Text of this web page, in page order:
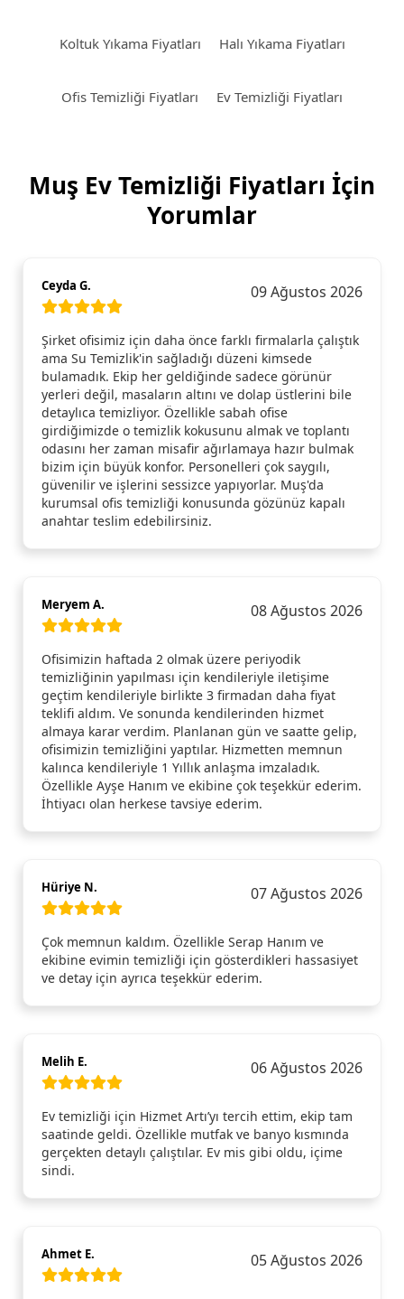
Koltuk Yıkama Fiyatları Halı Yıkama Fiyatları
Ofis Temizliği Fiyatları Ev Temizliği Fiyatları
Muş Ev Temizliği Fiyatları İçin
Yorumlar
Ceyda G. 09 Ağustos 2026
Şirket ofisimiz için daha önce farklı firmalarla çalıştık
ama Su Temizlik'in sağladığı düzeni kimsede
bulamadık. Ekip her geldiğinde sadece görünür
yerleri değil, masaların altını ve dolap üstlerini bile
detaylıca temizliyor. Özellikle sabah ofise
girdiğimizde o temizlik kokusunu almak ve toplantı
odasını her zaman misafir ağırlamaya hazır bulmak
bizim için büyük konfor. Personelleri çok saygılı,
güvenilir ve işlerini sessizce yapıyorlar. Muş'da
kurumsal ofis temizliği konusunda gözünüz kapalı
anahtar teslim edebilirsiniz.
Meryem A. 08 Ağustos 2026
Ofisimizin haftada 2 olmak üzere periyodik
temizliğinin yapılması için kendileriyle iletişime
geçtim kendileriyle birlikte 3 firmadan daha fiyat
teklifi aldım. Ve sonunda kendilerinden hizmet
almaya karar verdim. Planlanan gün ve saatte gelip,
ofisimizin temizliğini yaptılar. Hizmetten memnun
kalınca kendileriyle 1 Yıllık anlaşma imzaladık.
Özellikle Ayşe Hanım ve ekibine çok teşekkür ederim.
İhtiyacı olan herkese tavsiye ederim.
Hüriye N. 07 Ağustos 2026
Çok memnun kaldım. Özellikle Serap Hanım ve
ekibine evimin temizliği için gösterdikleri hassasiyet
ve detay için ayrıca teşekkür ederim.
Melih E. 06 Ağustos 2026
Ev temizliği için Hizmet Artı’yı tercih ettim, ekip tam
saatinde geldi. Özellikle mutfak ve banyo kısmında
gerçekten detaylı çalıştılar. Ev mis gibi oldu, içime
sindi.
Ahmet E. 05 Ağustos 2026